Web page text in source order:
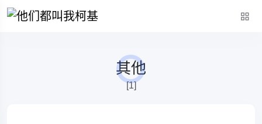
其他
[1]